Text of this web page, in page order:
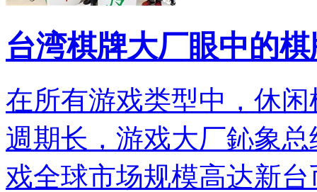
台湾棋牌大厂眼中的
在所有游戏类型中，休
週期长，游戏大厂鈊象
戏全球市场规模高达新